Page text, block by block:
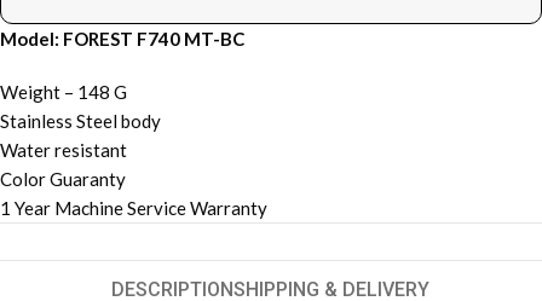
Model: FOREST F740 MT-BC
Weight – 148 G
Stainless Steel body
Water resistant
Color Guaranty
1 Year Machine Service Warranty
DESCRIPTIONSHIPPING & DELIVERY